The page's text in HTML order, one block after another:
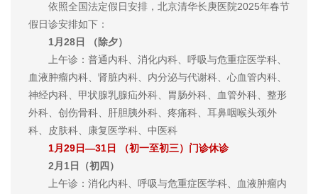
依照全国法定假日安排，北京清华长庚医院2025年春节
假日诊安排如下：
1月28日 （除夕）
上午诊：普通内科、消化内科、呼吸与危重症医学科、
血液肿瘤内科、肾脏内科、内分泌与代谢科、心血管内科、
神经内科、甲状腺乳腺疝外科、胃肠外科、血管外科、整形
外科、创伤骨科、肝胆胰外科、疼痛科、耳鼻咽喉头颈外
科、皮肤科、康复医学科、中医科
1月29日—31日 （初一至初三）门诊休诊
2月1日（初四）
上午诊：消化内科、呼吸与危重症医学科、血液肿瘤内